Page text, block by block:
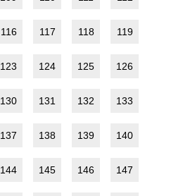
116 117 118 119
123 124 125 126
130 131 132 133
137 138 139 140
144 145 146 147